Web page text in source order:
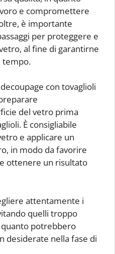
e compromettere
è importante
per proteggere e
al fine di garantirne
tempo.
con tovaglioli
del vetro prima
È consigliabile
e applicare un
in modo da favorire
ottenere un risultato
attentamente i
quelli troppo
potrebbero
desiderate nella fase di